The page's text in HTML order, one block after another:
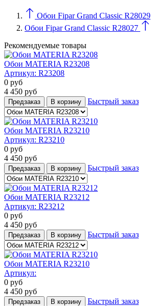
Обои Fipar Grand Classic R28029
Обои Fipar Grand Classic R28027
Рекомендуемые товары
Обои MATERIA R23208
Артикул: R23208
0 руб
4 450 руб
Предзаказ В корзину Быстрый заказ
Обои MATERIA R23210
Артикул: R23210
0 руб
4 450 руб
Предзаказ В корзину Быстрый заказ
Обои MATERIA R23212
Артикул: R23212
0 руб
4 450 руб
Предзаказ В корзину Быстрый заказ
Обои MATERIA R23210
Артикул:
0 руб
4 450 руб
Предзаказ В корзину Быстрый заказ